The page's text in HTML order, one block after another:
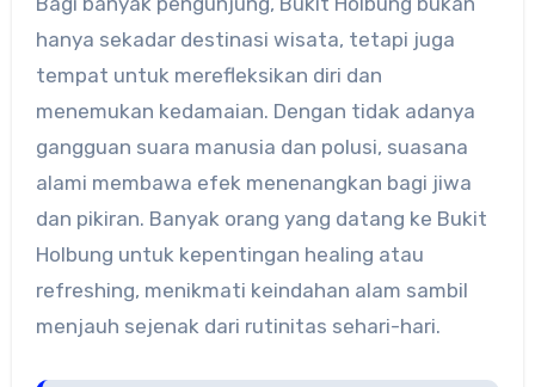
hanya sekadar destinasi wisata, tetapi juga
tempat untuk merefleksikan diri dan
menemukan kedamaian. Dengan tidak adanya
gangguan suara manusia dan polusi, suasana
alami membawa efek menenangkan bagi jiwa
dan pikiran. Banyak orang yang datang ke Bukit
Holbung untuk kepentingan healing atau
refreshing, menikmati keindahan alam sambil
menjauh sejenak dari rutinitas sehari-hari.